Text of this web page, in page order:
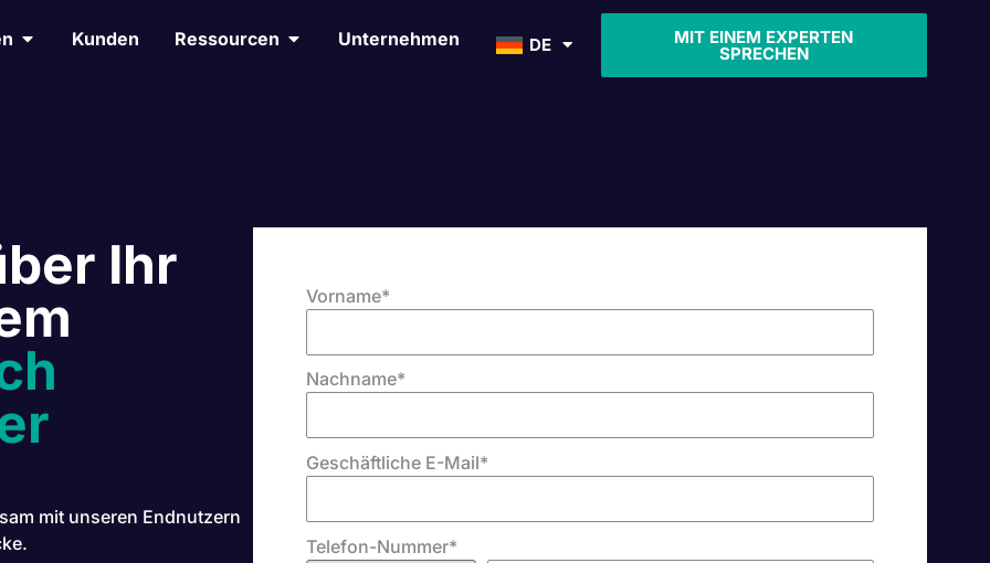
Kunden Ressourcen Unternehmen DE MIT EINEM EXPERTEN
SPRECHEN
Ihr
mit unseren Endnutzern
Vorname*
Nachname*
Geschäftliche E-Mail*
Telefon-Nummer*